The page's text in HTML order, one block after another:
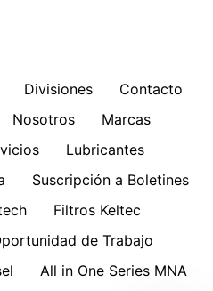
Divisiones
Contacto
Nosotros
Marcas
Lubricantes
Suscripción a Boletines
Filtros Keltec
de Trabajo
All in One Series MNA